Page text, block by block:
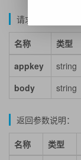
请求参数说明：
名称 类型
appkey
string
body
string
返回参数说明：
名称 类型